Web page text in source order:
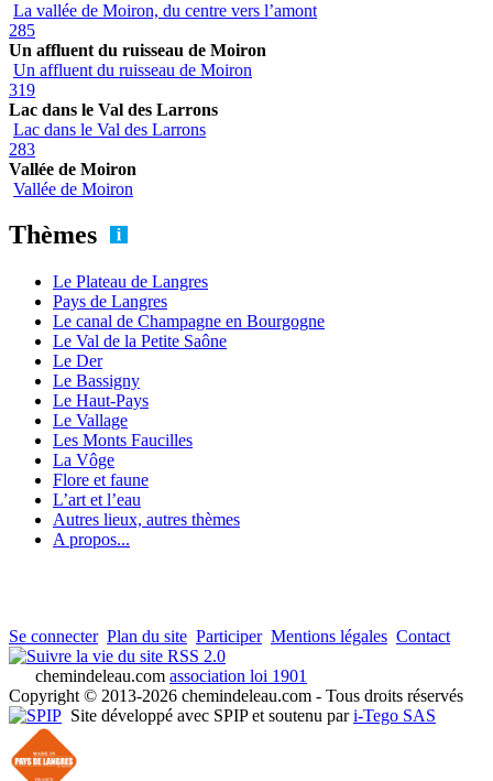
La vallée de Moiron, du centre vers l’amont
285
Un affluent du ruisseau de Moiron
Un affluent du ruisseau de Moiron
319
Lac dans le Val des Larrons
Lac dans le Val des Larrons
283
Vallée de Moiron
Vallée de Moiron
Thèmes
Le Plateau de Langres
Pays de Langres
Le canal de Champagne en Bourgogne
Le Val de la Petite Saône
Le Der
Le Bassigny
Le Haut-Pays
Le Vallage
Les Monts Faucilles
La Vôge
Flore et faune
L’art et l’eau
Autres lieux, autres thèmes
A propos...
Se connecter Plan du site Participer Mentions légales Contact
RSS 2.0
chemindeleau.com association loi 1901
Copyright © 2013-2026 chemindeleau.com - Tous droits réservés
Site développé avec SPIP et soutenu pari-Tego SAS